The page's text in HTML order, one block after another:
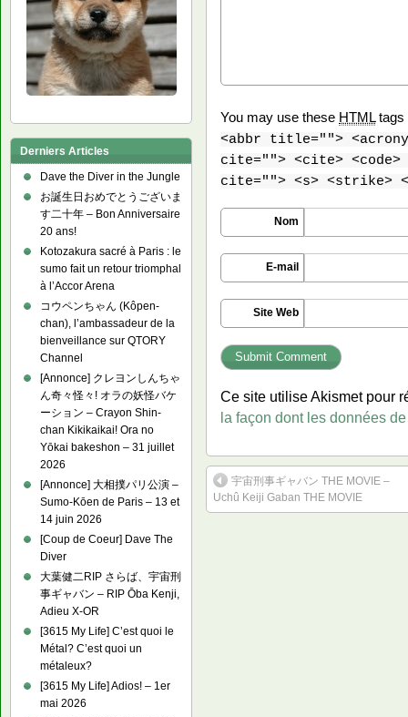
You may use these HTMLtags
<abbr title="">
cite=""> <cite> <code>
cite=""> <s> <strike>
Nom
E-mail
Site Web
Ce site utilise Akismet pour
la façon dont les données
宇宙刑事ギャバン THE MOVIE –
Uchû Keiji Gaban THE MOVIE
Derniers Articles
Dave the Diver in the Jungle
お誕生日おめでとうございま
す二十年 – Bon Anniversaire
20 ans!
Kotozakura sacré à Paris : le
sumo fait un retour triomphal
à l’Accor Arena
コウペンちゃん (Kôpen-
chan), l’ambassadeur de la
bienveillance sur QTORY
Channel
[Annonce] クレヨンしんちゃ
ん奇々怪々! オラの妖怪バケ
ーション – Crayon Shin-
chan Kikikaikai! Ora no
Yōkai bakeshon – 31 juillet
2026
[Annonce] 大相撲パリ公演 –
Sumo-Kōen de Paris – 13 et
14 juin 2026
[Coup de Coeur] Dave The
Diver
大葉健二RIP さらば、宇宙刑
事ギャバン – RIP Ōba Kenji,
Adieu X-OR
[3615 My Life] C’est quoi le
Métal? C’est quoi un
métaleux?
[3615 My Life] Adios! – 1er
mai 2026